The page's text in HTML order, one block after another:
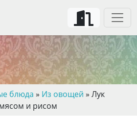
блюда » Из овощей » Лук
и рисом